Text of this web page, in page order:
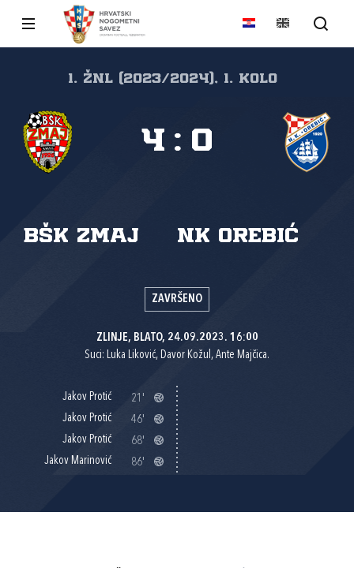
1. ŽNL (2023/2024), 1. kolo
BŠK Zmaj NK Orebić
4 : 0
ZAVRŠENO
ZLINJE, BLATO, 24.09.2023. 16:00
Suci: Luka Liković, Davor Kožul, Ante Majčica.
Jakov Protić
21'
Jakov Protić
46'
Jakov Protić
68'
Jakov Marinović
86'